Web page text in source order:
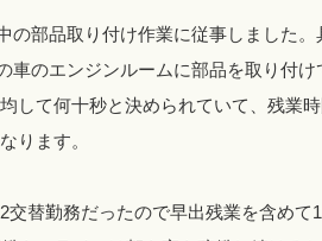
の部品取り付け作業に従事しました
車のエンジンルームに部品を取り付け
して何十秒と決められていて、残業
ります。
交替勤務だったので早出残業を含めて